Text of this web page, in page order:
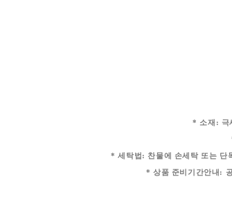
* 소재: 극
* 세탁법: 찬물에 손세탁 또는 단
* 상품 준비기간안내: